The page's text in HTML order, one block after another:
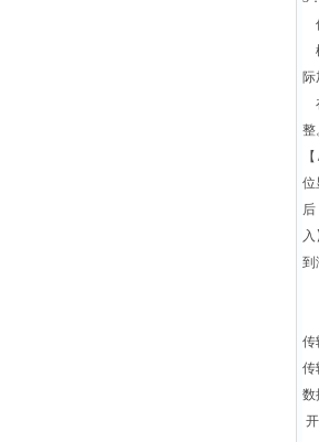
整
位
到
传
传
数